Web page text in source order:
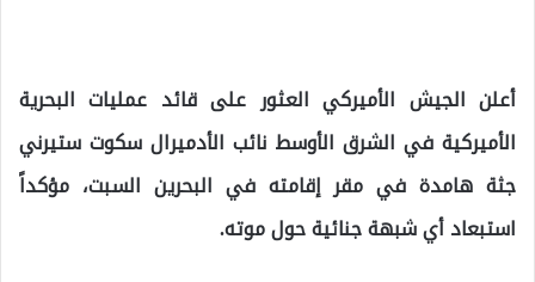
أعلن الجيش الأميركي العثور على قائد عمليات البحرية
الأميركية في الشرق الأوسط نائب الأدميرال سكوت ستيرني
جثة هامدة في مقر إقامته في البحرين السبت، مؤكداً
استبعاد أي شبهة جنائية حول موته.